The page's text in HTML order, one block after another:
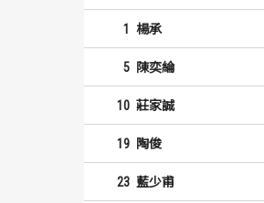
1 楊承
5 陳奕綸
10 莊家誠
19 陶俊
23 藍少甫